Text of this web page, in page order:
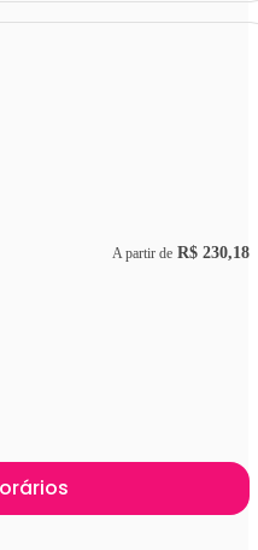
A partir de R$ 230,18